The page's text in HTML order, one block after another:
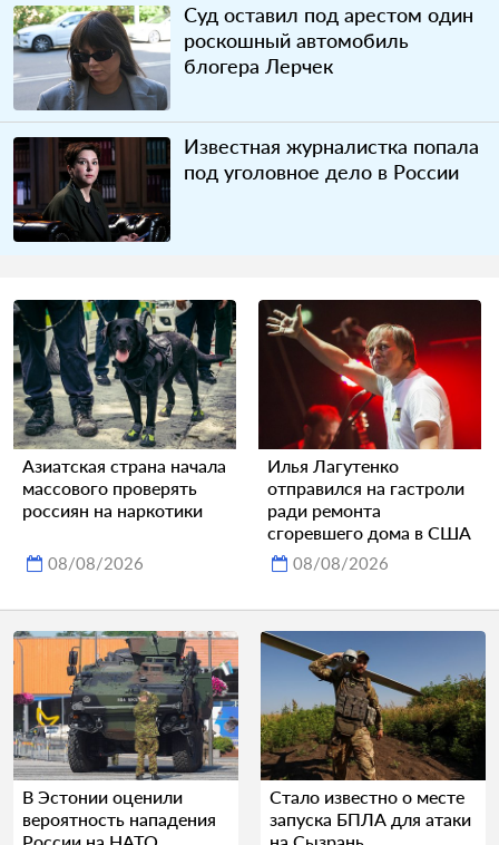
Суд оставил под арестом один
роскошный автомобиль
блогера Лерчек
Известная журналистка попала
под уголовное дело в России
Азиатская страна начала
массового проверять
россиян на наркотики
08/08/2026
Илья Лагутенко
отправился на гастроли
ради ремонта
сгоревшего дома в США
08/08/2026
В Эстонии оценили
вероятность нападения
Стало известно о месте
запуска БПЛА для атаки